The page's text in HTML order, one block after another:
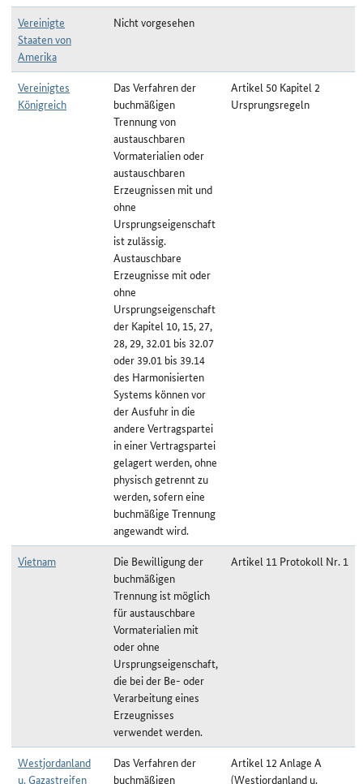
Vereinigte
Staaten von
Amerika
Nicht vorgesehen
Vereinigtes
Königreich
Das Verfahren der
buchmäßigen
Trennung von
austauschbaren
Vormaterialien oder
austauschbaren
Erzeugnissen mit und
ohne
Ursprungseigenschaft
ist zulässig.
Austauschbare
Erzeugnisse mit oder
ohne
Ursprungseigenschaft
der Kapitel 10, 15, 27,
28, 29, 32.01 bis 32.07
oder 39.01 bis 39.14
des Harmonisierten
Systems können vor
der Ausfuhr in die
andere Vertragspartei
in einer Vertragspartei
gelagert werden, ohne
physisch getrennt zu
werden, sofern eine
buchmäßige Trennung
angewandt wird.
Artikel 50 Kapitel 2
Ursprungsregeln
Vietnam
Die Bewilligung der
buchmäßigen
Trennung ist möglich
für austauschbare
Vormaterialien mit
oder ohne
Ursprungseigenschaft,
die bei der Be- oder
Verarbeitung eines
Erzeugnisses
verwendet werden.
Artikel 11 Protokoll Nr. 1
Westjordanland
u. Gazastreifen
Das Verfahren der
buchmäßigen
Artikel 12 Anlage A
(Westjordanland u.